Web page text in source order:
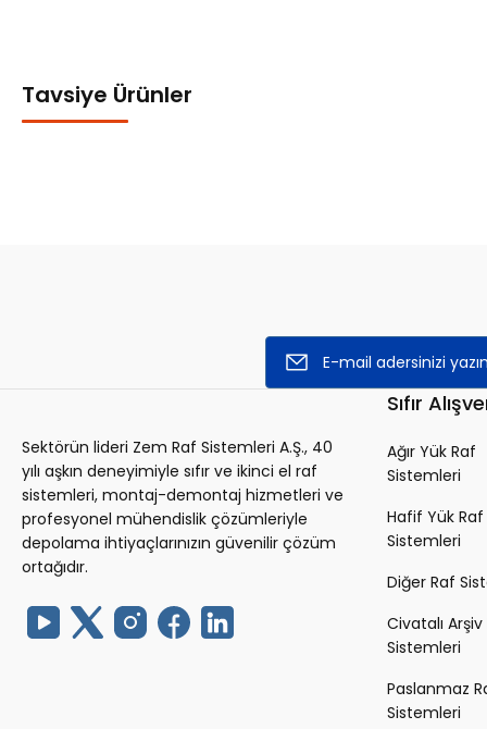
Tavsiye Ürünler
Sektörün lideri Zem Raf Sistemleri A.Ş., 40
yılı aşkın deneyimiyle sıfır ve ikinci el raf
sistemleri, montaj-demontaj hizmetleri ve
profesyonel mühendislik çözümleriyle
depolama ihtiyaçlarınızın güvenilir çözüm
ortağıdır.
Sıfır
Ağır Yük Raf
Sistemleri
Hafif Yük Raf
Sistemleri
Diğer Raf
Civatalı Arşiv
Sistemleri
Paslanmaz
Sistemleri